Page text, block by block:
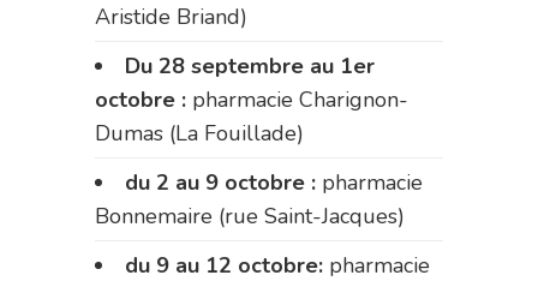
Aristide Briand)
Du 28 septembre au 1er
octobre : pharmacie Charignon-
Dumas (La Fouillade)
du 2 au 9 octobre : pharmacie
Bonnemaire (rue Saint-Jacques)
du 9 au 12 octobre: pharmacie